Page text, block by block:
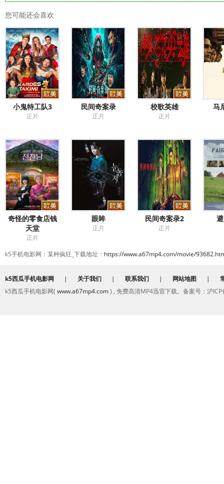
您可能还会喜欢
小鬼特工队3
正片
民间奇案录
正片
校歌英雄
正片
马
奇怪的零食店钱
天堂
正片
眼眸
正片
民间奇案录2
正片
k5手机电影网：某种疯狂_下载地址： https://www.a67mp4.com/movie/
k5西瓜手机电影网 | 关于我们 | 联系我们 | 网站地图 |
k5西瓜手机电影网( www.a67mp4.com) , 免费高清MP4迅雷下载。备案号：沪